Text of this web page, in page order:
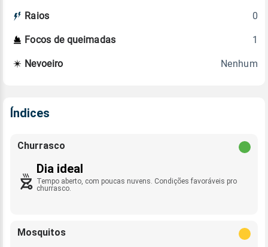
Raios 0
Focos de queimadas 1
Nevoeiro Nenhum
Índices
Churrasco
Dia ideal
Tempo aberto, com poucas nuvens. Condições favoráveis pro
churrasco.
Mosquitos